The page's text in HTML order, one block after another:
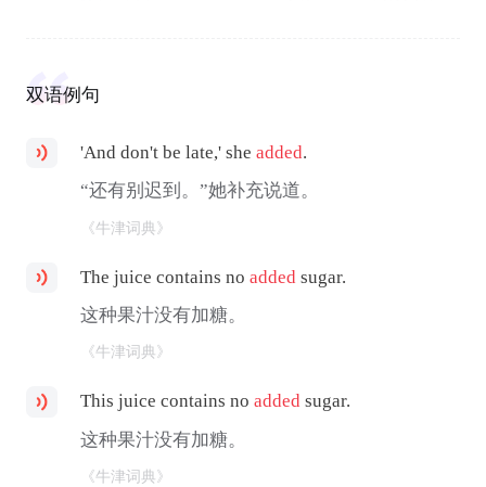
双语例句
'And don't be late,' sheadded.
“还有别迟到。”她补充说道。
《牛津词典》
The juice contains noadded sugar.
这种果汁没有加糖。
《牛津词典》
This juice contains noadded sugar.
这种果汁没有加糖。
《牛津词典》